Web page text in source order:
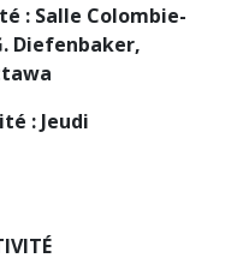
: Salle Colombie-
Diefenbaker,
: Jeudi